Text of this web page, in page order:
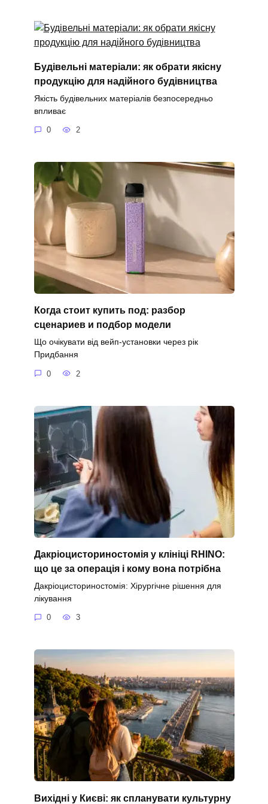
Будівельні матеріали: як обрати якісну
продукцію для надійного будівництва
Якість будівельних матеріалів безпосередньо
впливає
0 2
Когда стоит купить под: разбор
сценариев и подбор модели
Що очікувати від вейп-установки через рік
Придбання
0 2
Дакріоцисториностомія у клініці RHINO:
що це за операція і кому вона потрібна
Дакріоцисториностомія: Хірургічне рішення для
лікування
0 3
Вихідні у Києві: як спланувати культурну